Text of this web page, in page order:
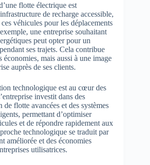
flotte électrique est
de recharge accessible,
véhicules pour les déplacements
une entreprise souhaitant
peut opter pour un
ses trajets. Cela contribue
économies, mais aussi à une image
auprès de ses clients.
technologique est au cœur des
investit dans des
de flotte avancées et des systèmes
permettant d’optimiser
et de répondre rapidement aux
technologique se traduit par
améliorée et des économies
utilisatrices.